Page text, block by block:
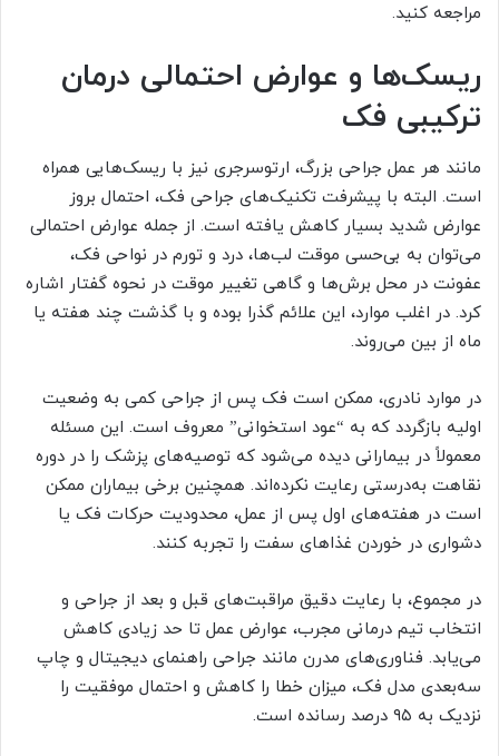
مراجعه کنید.
ریسک‌ها و عوارض احتمالی درمان
ترکیبی فک
مانند هر عمل جراحی بزرگ، ارتوسرجری نیز با ریسک‌هایی همراه
است. البته با پیشرفت تکنیک‌های جراحی فک، احتمال بروز
عوارض شدید بسیار کاهش یافته است. از جمله عوارض احتمالی
می‌توان به بی‌حسی موقت لب‌ها، درد و تورم در نواحی فک،
عفونت در محل برش‌ها و گاهی تغییر موقت در نحوه گفتار اشاره
کرد. در اغلب موارد، این علائم گذرا بوده و با گذشت چند هفته یا
ماه از بین می‌روند.
در موارد نادری، ممکن است فک پس از جراحی کمی به وضعیت
اولیه بازگردد که به “عود استخوانی” معروف است. این مسئله
معمولاً در بیمارانی دیده می‌شود که توصیه‌های پزشک را در دوره
نقاهت به‌درستی رعایت نکرده‌اند. همچنین برخی بیماران ممکن
است در هفته‌های اول پس از عمل، محدودیت حرکات فک یا
دشواری در خوردن غذاهای سفت را تجربه کنند.
در مجموع، با رعایت دقیق مراقبت‌های قبل و بعد از جراحی و
انتخاب تیم درمانی مجرب، عوارض عمل تا حد زیادی کاهش
می‌یابد. فناوری‌های مدرن مانند جراحی راهنمای دیجیتال و چاپ
سه‌بعدی مدل فک، میزان خطا را کاهش و احتمال موفقیت را
نزدیک به ۹۵ درصد رسانده است.